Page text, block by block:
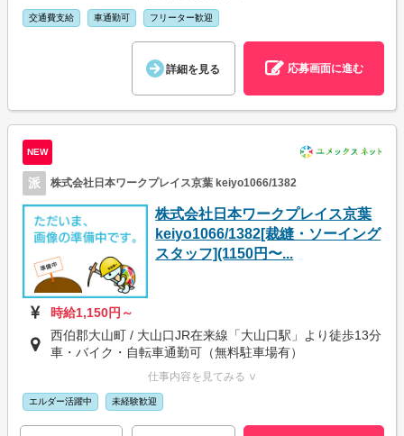
交通費支給 車通勤可 フリーター歓迎
詳細を見る 応募画面に進む
NEW
派 株式会社日本ワークプレイス京葉 keiyo1066/1382
株式会社日本ワークプレイス京葉
keiyo1066/1382[裁縫・ソーイング
スタッフ](1150円〜...
時給1,150円～
西伯郡大山町 / 大山口JR在来線「大山口駅」より徒歩13分
車・バイク・自転車通勤可（無料駐車場有）
仕事内容を見てみる ∨
エルダー活躍中 未経験歓迎